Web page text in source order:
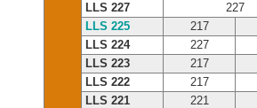
LLS 227
227
LLS 225
217
LLS 224
227
LLS 223
217
LLS 222
217
LLS 221
221